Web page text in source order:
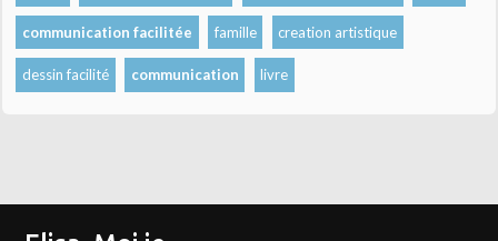
communication facilitée famille creation artistique
dessin facilité communication livre